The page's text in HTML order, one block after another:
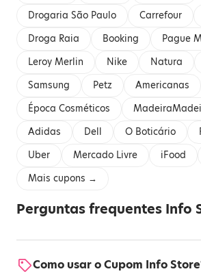
Drogaria São Paulo
Carrefour
Droga Raia
Booking
Pague
Leroy Merlin
Nike Natura
Samsung
Petz Americanas
Época Cosméticos
Adidas
Dell O Boticário
Uber
Mercado Livre iFood
Mais cupons →
Perguntas frequentes Info
Como usar o Cupom Info